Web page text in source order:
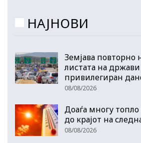
НАЈНОВИ
Земјава повторно
листата на држави
привилегиран
08/08/2026
Доаѓа многу
до крајот на
08/08/2026